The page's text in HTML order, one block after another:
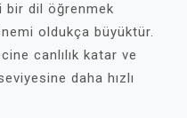
bir dil öğrenmek
oldukça büyüktür.
canlılık katar ve
daha hızlı